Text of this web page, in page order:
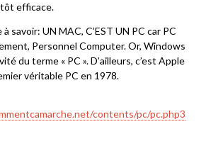
efficace.
savoir: UN MAC, C’EST UN PC car PC
Personnel Computer. Or, Windows
du terme « PC ». D’ailleurs, c’est Apple
véritable PC en 1978.
contents/pc/pc.php3